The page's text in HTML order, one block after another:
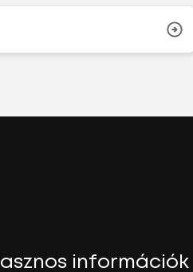
információk